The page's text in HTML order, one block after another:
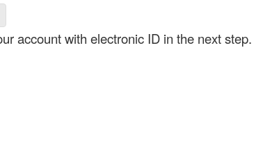
account with electronic ID in the next step.